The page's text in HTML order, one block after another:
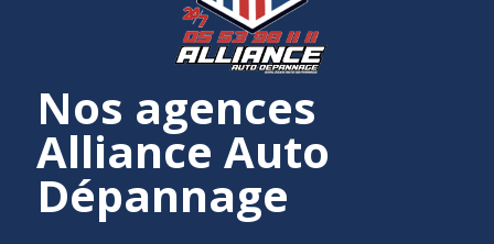
Nos agences
Alliance Auto
Dépannage